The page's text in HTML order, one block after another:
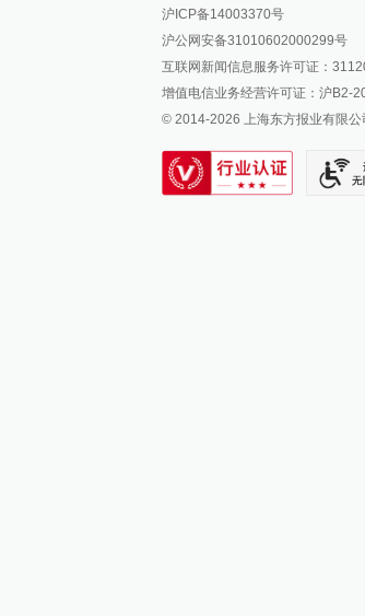
澎湃新闻公众号
澎湃新闻抖音号
派生万物开放平台
IP SHANGHAI
SIXTH TONE
报料邮箱:
沪ICP备14003370号
沪公网安备31010602000299号
互联网新闻信息服务许可证：
增值电信业务经营许可证：沪B2-
© 2014-2026 上海东方报业有限公